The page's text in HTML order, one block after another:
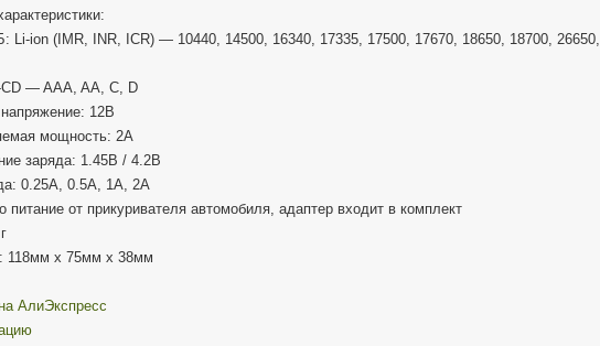
Li-ion (IMR, INR, ICR) — 10440, 14500, 16340, 17335, 17500, 17670, 18650, 18700, 26650,
CD — AAA, AA, C, D
12В
мощность: 2А
заряда: 1.45В / 4.2В
0.25А, 0.5А, 1А, 2А
питание от прикуривателя автомобиля, адаптер входит в комплект
118мм х 75мм х 38мм
АлиЭкспресс